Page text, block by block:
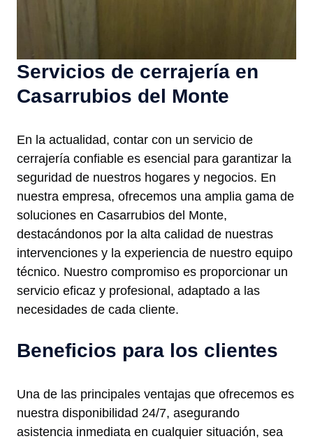
Servicios de cerrajería en
Casarrubios del Monte
En la actualidad, contar con un servicio de
cerrajería confiable es esencial para garantizar la
seguridad de nuestros hogares y negocios. En
nuestra empresa, ofrecemos una amplia gama de
soluciones en Casarrubios del Monte,
destacándonos por la alta calidad de nuestras
intervenciones y la experiencia de nuestro equipo
técnico. Nuestro compromiso es proporcionar un
servicio eficaz y profesional, adaptado a las
necesidades de cada cliente.
Beneficios para los clientes
Una de las principales ventajas que ofrecemos es
nuestra disponibilidad 24/7, asegurando
asistencia inmediata en cualquier situación, sea